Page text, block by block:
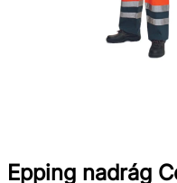
Epping nadrág